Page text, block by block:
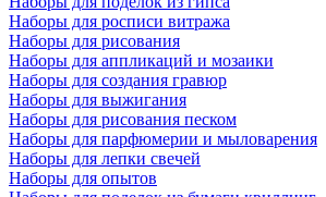
Наборы для росписи витража
Наборы для рисования
Наборы для аппликаций и мозаики
Наборы для создания гравюр
Наборы для выжигания
Наборы для рисования песком
Наборы для парфюмерии и мыловарения
Наборы для лепки свечей
Наборы для опытов